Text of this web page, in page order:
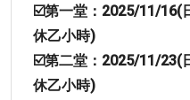
☑️第一堂：2025/11/16(
休乙小時)
☑️第二堂：2025/11/23(
休乙小時)